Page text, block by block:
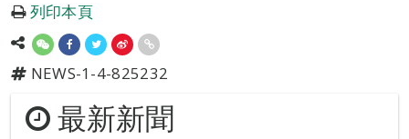
列印本頁
NEWS-1-4-825232
最新新聞